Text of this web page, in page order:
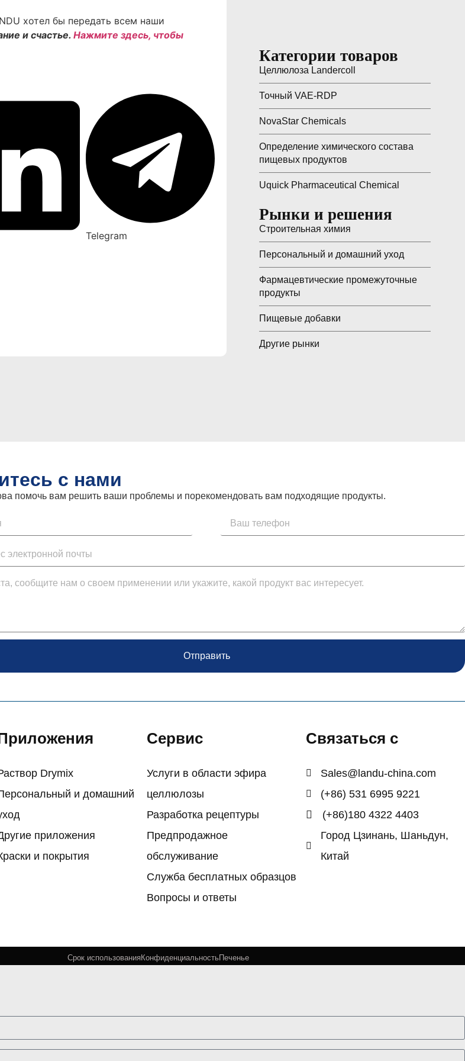
хотел бы передать всем наши
и счастье. Нажмите здесь, чтобы
Telegram
Категории товаров
Целлюлоза Landercoll
Точный VAE-RDP
NovaStar Chemicals
Определение химического состава
пищевых продуктов
Uquick Pharmaceutical Chemical
Рынки и решения
Строительная химия
Персональный и домашний уход
Фармацевтические промежуточные
продукты
Пищевые добавки
Другие рынки
с нами
помочь вам решить ваши проблемы и порекомендовать вам подходящие продукты.
Отправить
Drymix
и домашний
приложения
и покрытия
Сервис
Услуги в области эфира
целлюлозы
Разработка рецептуры
Предпродажное
обслуживание
Служба бесплатных образцов
Вопросы и ответы
Связаться с
Sales@landu-china.com
(+86) 531 6995 9221
(+86)180 4322 4403
Город Цзинань, Шаньдун,
Китай
Срок использованияКонфиденциальностьПеченье